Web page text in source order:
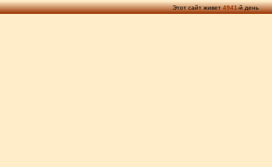
Этот сайт живет4941-й день